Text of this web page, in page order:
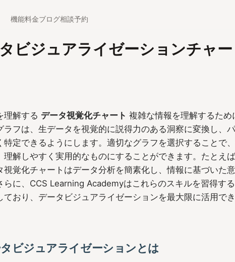
機能料金ブログ相談予約
ビジュアライゼーションチャ
理解する データ視覚化チャート 複雑な情報を理解するた
ラフは、生データを視覚的に説得力のある洞察に変換し、
特定できるようにします。適切なグラフを選択することで
理解しやすく実用的なものにすることができます。たとえ
視覚化チャートはデータ分析を簡素化し、情報に基づいた
らに、CCS Learning Academyはこれらのスキルを習得す
ており、データビジュアライゼーションを最大限に活用で
ビジュアライゼーションとは